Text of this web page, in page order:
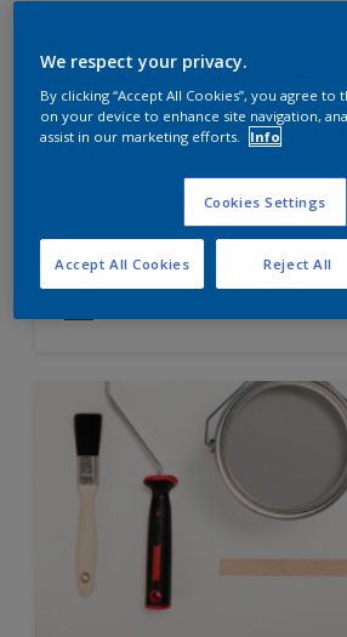
Sheen Finish
Chroma Brite
High Opacity &
Hubungi 0811 1952 2888 (ask
We respect your privacy.
By clicking “Accept All Cookies”, you agree
on your device to enhance site navigation,
assist in our marketing efforts.
Info
Cookies Settings
Reject All
Accept All Cookies